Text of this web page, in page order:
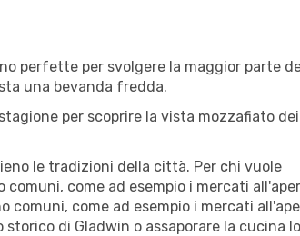
perfette per svolgere la maggior parte
una bevanda fredda.
per scoprire la vista mozzafiato
le tradizioni della città. Per chi vuole
come ad esempio i mercati
comuni, come ad esempio i mercati
di Gladwin o assaporare la cucina